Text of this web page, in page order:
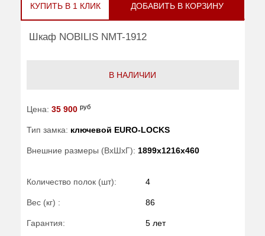
КУПИТЬ В 1 КЛИК ДОБАВИТЬ В КОРЗИНУ
Шкаф NOBILIS NMT-1912
В НАЛИЧИИ
Цена: 35 900 руб
Тип замка: ключевой EURO-LOCKS
Внешние размеры (ВхШхГ): 1899x1216x460
Количество полок (шт): 4
Вес (кг) : 86
Гарантия: 5 лет